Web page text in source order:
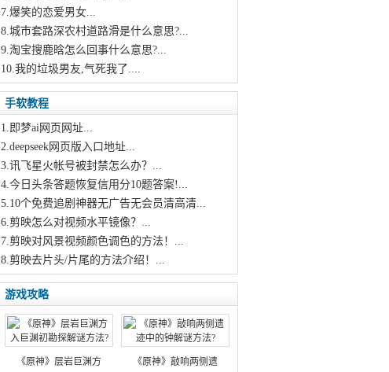
7.爆笑的恋爱男女...
8.城市套路深农村道路滑是什么意思?...
9.淘宝搜鹿晗怎么回事什么意思?...
10.我的垃圾男友,气死我了....
手软教程
1.即梦ai网页网址...
2.deepseek网页版入口地址...
3.讯飞星火帐号被封禁怎么办？...
4.今日头条答题恢复信用分10题答案!...
5.10个免费追剧神器无广告无会员清高清...
6.剪映怎么对视频水平镜像？...
7.剪映对风景视频颜色调色的方法！...
8.剪映去片头/片尾的方法介绍！...
游戏攻略
《原神》层岩巨渊方 《原神》敲响两侧遗